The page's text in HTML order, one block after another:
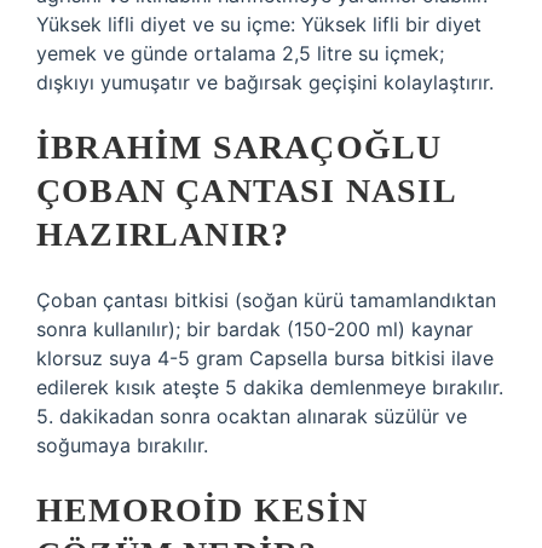
Yüksek lifli diyet ve su içme: Yüksek lifli bir diyet
yemek ve günde ortalama 2,5 litre su içmek;
dışkıyı yumuşatır ve bağırsak geçişini kolaylaştırır.
İBRAHIM SARAÇOĞLU
ÇOBAN ÇANTASI NASIL
HAZIRLANIR?
Çoban çantası bitkisi (soğan kürü tamamlandıktan
sonra kullanılır); bir bardak (150-200 ml) kaynar
klorsuz suya 4-5 gram Capsella bursa bitkisi ilave
edilerek kısık ateşte 5 dakika demlenmeye bırakılır.
5. dakikadan sonra ocaktan alınarak süzülür ve
soğumaya bırakılır.
HEMOROID KESIN